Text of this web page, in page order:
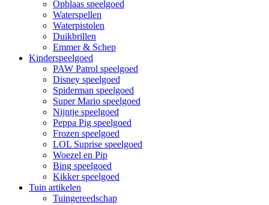
Opblaas speelgoed
Waterspellen
Waterpistolen
Duikbrillen
Emmer & Schep
Kinderspeelgoed
PAW Patrol speelgoed
Disney speelgoed
Spiderman speelgoed
Super Mario speelgoed
Nijntje speelgoed
Peppa Pig speelgoed
Frozen speelgoed
LOL Suprise speelgoed
Woezel en Pip
Bing speelgoed
Kikker speelgoed
Tuin artikelen
Tuingereedschap